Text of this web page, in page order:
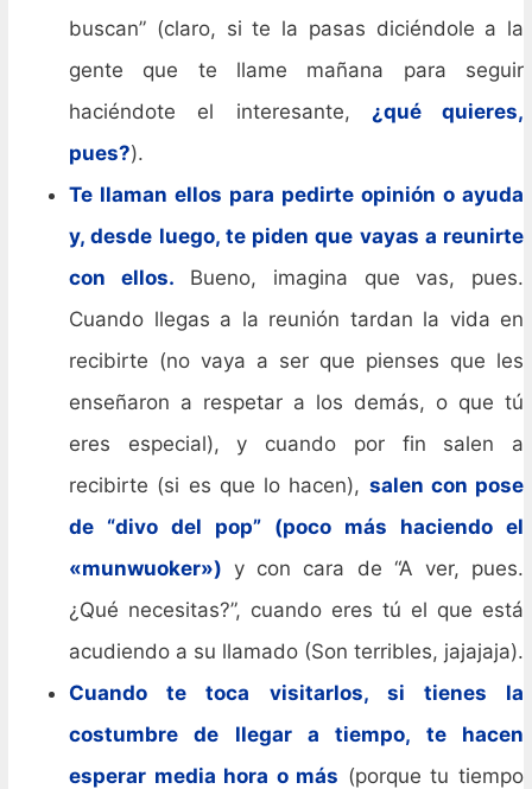
buscan” (claro, si te la pasas diciéndole a la
gente que te llame mañana para seguir
haciéndote el interesante, ¿qué quieres,
pues?).
Te llaman ellos para pedirte opinión o ayuda
y, desde luego, te piden que vayas a reunirte
con ellos. Bueno, imagina que vas, pues.
Cuando llegas a la reunión tardan la vida en
recibirte (no vaya a ser que pienses que les
enseñaron a respetar a los demás, o que tú
eres especial), y cuando por fin salen a
recibirte (si es que lo hacen), salen con pose
de “divo del pop” (poco más haciendo el
«munwuoker») y con cara de “A ver, pues.
¿Qué necesitas?”, cuando eres tú el que está
acudiendo a su llamado (Son terribles, jajajaja).
Cuando te toca visitarlos, si tienes la
costumbre de llegar a tiempo, te hacen
esperar media hora o más (porque tu tiempo